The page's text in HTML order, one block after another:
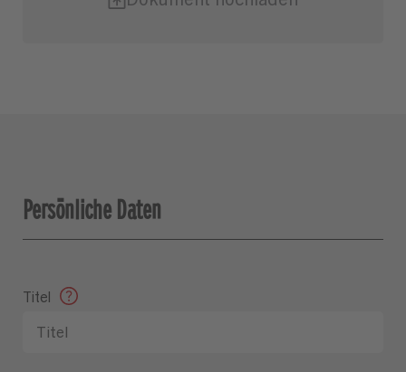
Persönliche Daten
Titel